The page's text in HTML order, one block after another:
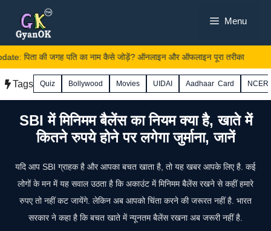
content
Menu
पिता की जगह पति का नाम कैसे जोड़ें? ऑनलाइन और ऑफलाइन पूरा तरीका
Tags Quiz Bollywood Movies UIDAI Aadhaar Card
SBI में मिनिमम बैलेंस का नियम क्या है, खाते में
कितने रुपये होने पर लगेगा जुर्माना, जानें
यदि आप SBI ग्राहक है और आपका बचत खाता है, तो यह खबर आपके लिए है. कई
लोगों के मन में यह सवाल उठता है कि अकाउंट में मिनिमम बैलेंस रखने से कहीं हमारे
रुपए तो नहीं कट जायेंगे. लेकिन अब आपको चिंता करने की जरूरत नहीं है. भारत
सरकार ने कहा है कि बचत खाते में न्यूनतम बैलेंस रखना अब जरूरी नहीं है.